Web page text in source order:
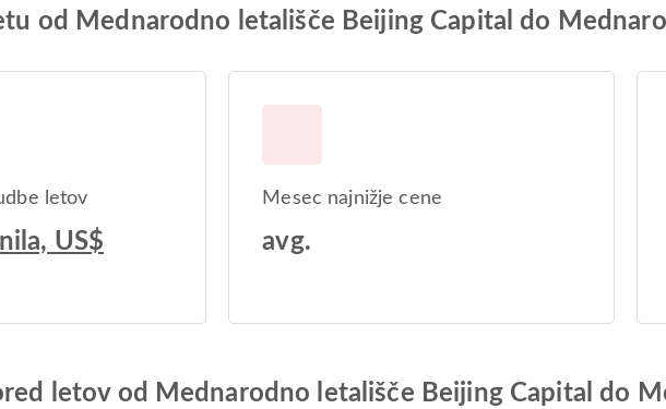
od Mednarodno letališče Beijing Capital do
letov
US$
Mesec najnižje cene
avg.
letov od Mednarodno letališče Beijing Capital do